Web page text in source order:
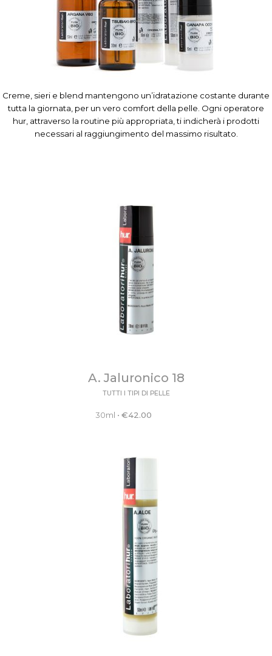
Creme, sieri e blend mantengono un’idratazione costante durante
tutta la giornata, per un vero comfort della pelle. Ogni operatore
hur, attraverso la routine più appropriata, ti indicherà i prodotti
necessari al raggiungimento del massimo risultato.
A. Jaluronico 18
TUTTI I TIPI DI PELLE
30ml •€42.00